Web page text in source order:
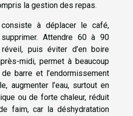
la gestion des repas.
à déplacer le café,
Attendre 60 à 90
puis éviter d’en boire
midi, permet à beaucoup
barre et l’endormissement
augmenter l’eau, surtout en
ou de forte chaleur, réduit
faim, car la déshydratation